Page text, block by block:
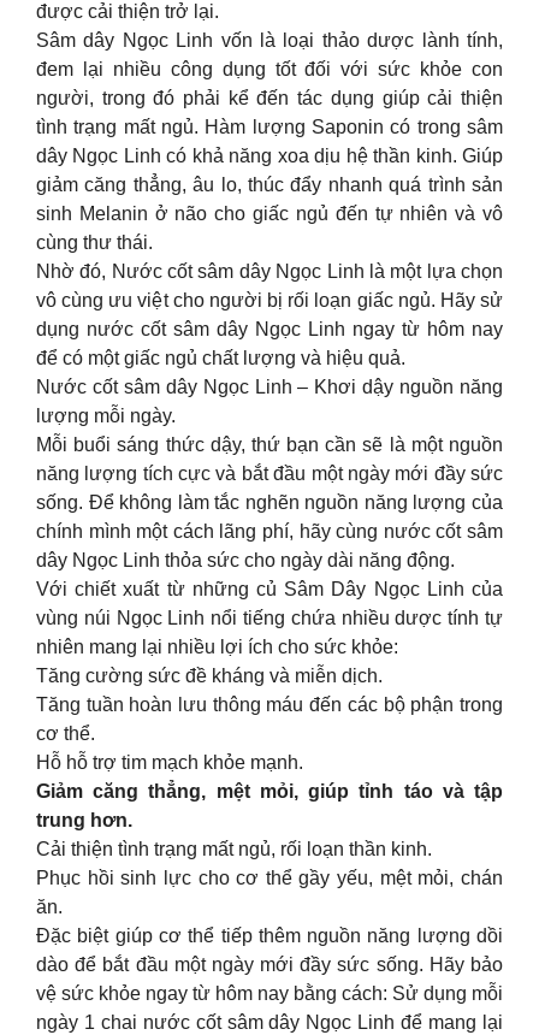
được cải thiện trở lại.
Sâm dây Ngọc Linh vốn là loại thảo dược lành tính,
đem lại nhiều công dụng tốt đối với sức khỏe con
người, trong đó phải kể đến tác dụng giúp cải thiện
tình trạng mất ngủ. Hàm lượng Saponin có trong sâm
dây Ngọc Linh có khả năng xoa dịu hệ thần kinh. Giúp
giảm căng thẳng, âu lo, thúc đẩy nhanh quá trình sản
sinh Melanin ở não cho giấc ngủ đến tự nhiên và vô
cùng thư thái.
Nhờ đó, Nước cốt sâm dây Ngọc Linh là một lựa chọn
vô cùng ưu việt cho người bị rối loạn giấc ngủ. Hãy sử
dụng nước cốt sâm dây Ngọc Linh ngay từ hôm nay
để có một giấc ngủ chất lượng và hiệu quả.
Nước cốt sâm dây Ngọc Linh – Khơi dậy nguồn năng
lượng mỗi ngày.
Mỗi buổi sáng thức dậy, thứ bạn cần sẽ là một nguồn
năng lượng tích cực và bắt đầu một ngày mới đầy sức
sống. Để không làm tắc nghẽn nguồn năng lượng của
chính mình một cách lãng phí, hãy cùng nước cốt sâm
dây Ngọc Linh thỏa sức cho ngày dài năng động.
Với chiết xuất từ những củ Sâm Dây Ngọc Linh của
vùng núi Ngọc Linh nổi tiếng chứa nhiều dược tính tự
nhiên mang lại nhiều lợi ích cho sức khỏe:
Tăng cường sức đề kháng và miễn dịch.
Tăng tuần hoàn lưu thông máu đến các bộ phận trong
cơ thể.
Hỗ hỗ trợ tim mạch khỏe mạnh.
Giảm căng thẳng, mệt mỏi, giúp tỉnh táo và tập
trung hơn.
Cải thiện tình trạng mất ngủ, rối loạn thần kinh.
Phục hồi sinh lực cho cơ thể gầy yếu, mệt mỏi, chán
ăn.
Đặc biệt giúp cơ thể tiếp thêm nguồn năng lượng dồi
dào để bắt đầu một ngày mới đầy sức sống. Hãy bảo
vệ sức khỏe ngay từ hôm nay bằng cách: Sử dụng mỗi
ngày 1 chai nước cốt sâm dây Ngọc Linh để mang lại